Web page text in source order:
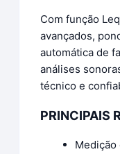
Com função
avançados,
automática de
análises
técnico e
PRINCIPAIS